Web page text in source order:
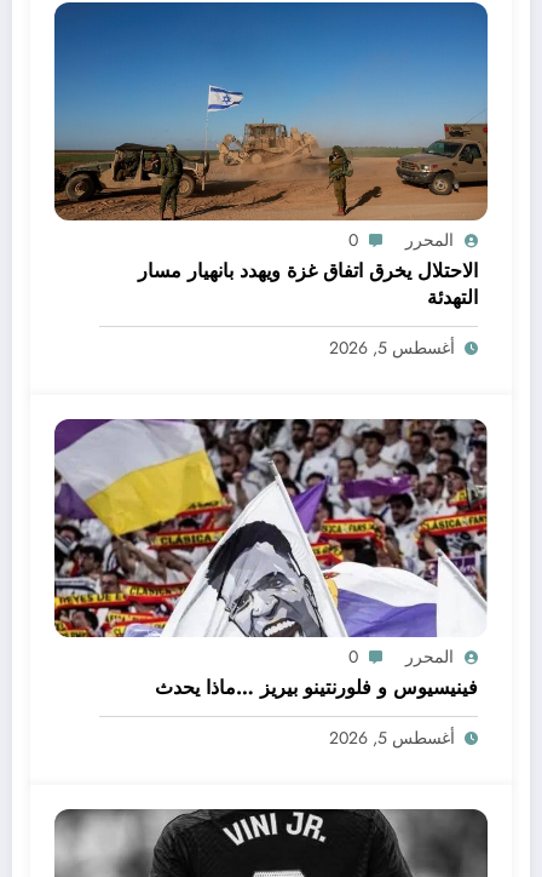
المحرر 0
الاحتلال يخرق اتفاق غزة ويهدد بانهيار مسار
التهدئة
أغسطس 5, 2026
المحرر 0
فينيسيوس و فلورنتينو بيريز …ماذا يحدث
أغسطس 5, 2026